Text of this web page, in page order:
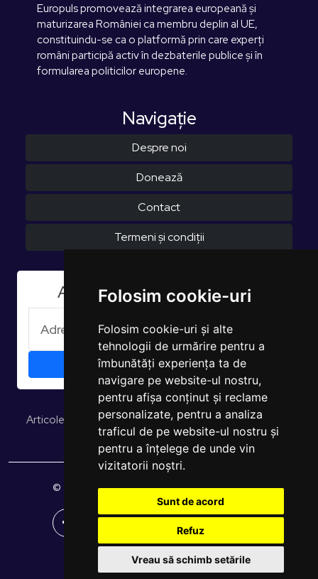
Folosim cookie-uri
Folosim cookie-uri și alte
tehnologii de urmărire pentru a
îmbunătăți experiența ta de
navigare pe website-ul nostru,
pentru afișa conținut și reclame
personalizate, pentru a analiza
traficul de pe website-ul nostru și
pentru a înțelege de unde vin
vizitatorii noștri.
Sunt de acord
Refuz
Vreau să schimb setările
Europuls promovează integrarea europeană și
maturizarea României ca membru deplin al UE,
constituindu-se ca o platformă prin care experți
români participă activ în dezbaterile publice și în
formularea politicilor europene.
Navigaţie
Despre noi
Donează
Contact
Termeni și condiții
Aboneaza-te la Newsletter
Articole și opiniiStudii și rapoarteEUROPULS Rezultate
© 2026 EUROPULS. Toate drepturile rezervate.
Site creat de WebShop Solutions